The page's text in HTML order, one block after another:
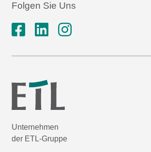
Folgen Sie Uns
Unternehmen
der ETL-Gruppe